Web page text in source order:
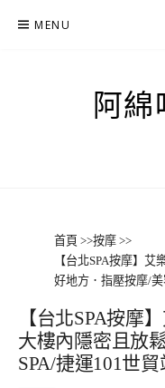
MENU
阿綿
首頁 >>按摩 >>
【台北SPA按摩】
好地方．指壓按摩/
【台北SPA按摩
大樓內隱密且放
SPA/捷運101世貿